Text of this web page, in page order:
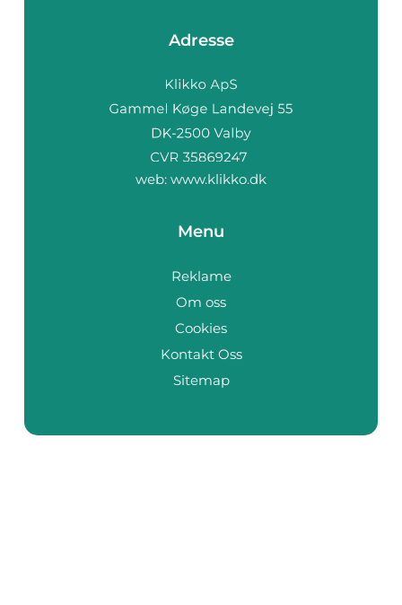
Adresse
web: www.klikko.dk
Menu
Reklame
Om oss
Cookies
Kontakt Oss
Sitemap